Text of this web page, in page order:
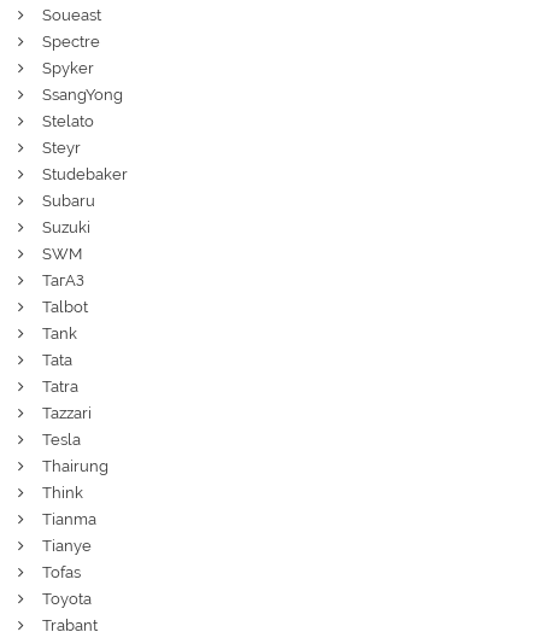
Soueast
Spectre
Spyker
SsangYong
Stelato
Steyr
Studebaker
Subaru
Suzuki
SWM
ТагАЗ
Talbot
Tank
Tata
Tatra
Tazzari
Tesla
Thairung
Think
Tianma
Tianye
Tofas
Toyota
Trabant